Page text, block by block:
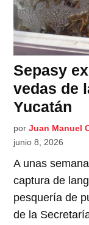
Sepasy
vedas de
Yucatán
por Juan Manuel
junio 8, 2026
A unas
captura de
pesquería de
de la